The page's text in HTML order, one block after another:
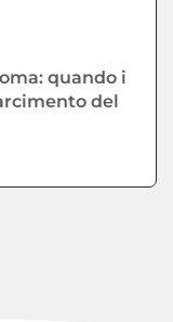
quando i
del